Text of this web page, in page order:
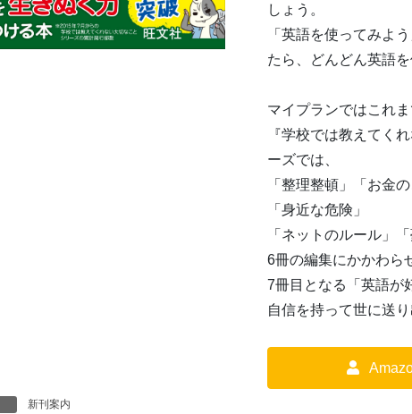
しょう。
「英語を使ってみよ
たら、どんどん英語
マイプランではこれま
『学校では教えてく
ーズでは、
「整理整頓」「お金
「身近な危険」
「ネットのルール」
6冊の編集にかかわら
7冊目となる「英語が
自信を持って世に送り
新刊案内